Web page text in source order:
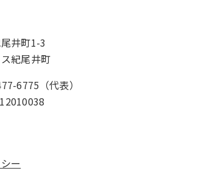
井町1-3
紀尾井町
6775（代表）
ー